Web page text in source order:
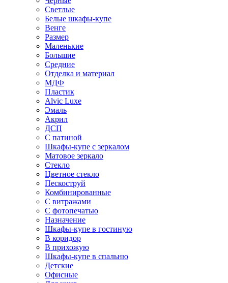
Светлые
Белые шкафы-купе
Венге
Размер
Маленькие
Большие
Средние
Отделка и материал
МДФ
Пластик
Alvic Luxe
Эмаль
Акрил
ДСП
С патиной
Шкафы-купе с зеркалом
Матовое зеркало
Стекло
Цветное стекло
Пескоструй
Комбинированные
С витражами
С фотопечатью
Назначение
Шкафы-купе в гостиную
В коридор
В прихожую
Шкафы-купе в спальню
Детские
Офисные